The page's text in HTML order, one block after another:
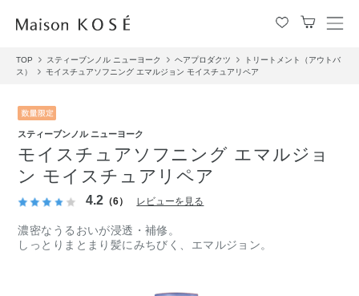
メ
ュ
TOP スティーブンノル ニューヨーク ヘアプロダクツ
トリートメント（アウトバ
ス）
モイスチュアソフニング エマルジョン モイスチュアリペア
スティーブンノル ニューヨーク
モイスチュアソフニング エマルジョ
ン モイスチュアリペア
4.2 （6） レビューを見る
濃密なうるおいが浸透・補修。
しっとりまとまり髪にみちびく、エマルジョン。